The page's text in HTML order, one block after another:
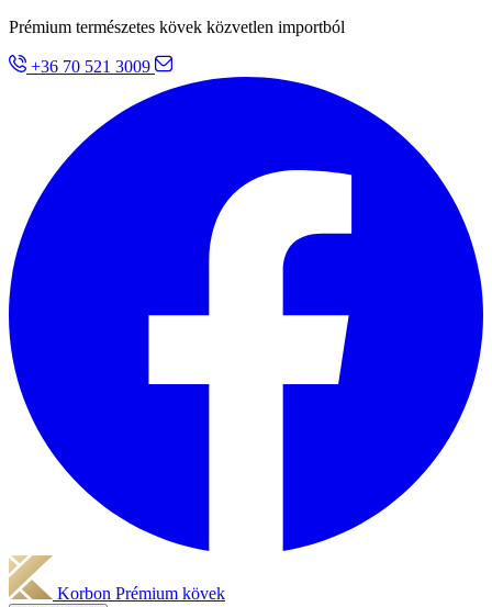
Prémium természetes kövek közvetlen importból
+36 70 521 3009
Korbon Prémium kövek